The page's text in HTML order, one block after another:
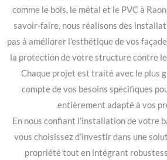
comme le bois, le métal et le PVC à
savoir-faire, nous réalisons des
pas à améliorer l’esthétique de vos
la protection de votre structure contre
Chaque projet est traité avec le plus
compte de vos besoins spécifiques
entièrement adapté à vos
En nous confiant l’installation de votre
vous choisissez d’investir dans une
propriété tout en intégrant